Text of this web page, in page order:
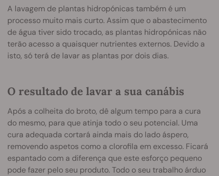
A lavagem de plantas hidropónicas também é um
processo muito mais curto. Assim que o abastecimento
de água tiver sido trocado, as plantas hidropónicas não
terão acesso a quaisquer nutrientes externos. Devido a
isto, só terá de lavar as plantas por dois dias.
O resultado de lavar a sua canábis
Após a colheita do broto, dê algum tempo para a cura
do mesmo, para que atinja todo o seu potencial. Uma
cura adequada cortará ainda mais do lado áspero,
removendo aspetos como a clorofila em excesso. Ficará
espantado com a diferença que este esforço pequeno
pode fazer pelo seu produto. Todo o seu trabalho árduo